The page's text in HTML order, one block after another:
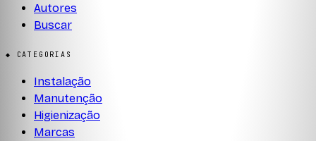
Autores
Buscar
◆ CATEGORIAS
Instalação
Manutenção
Higienização
Marcas